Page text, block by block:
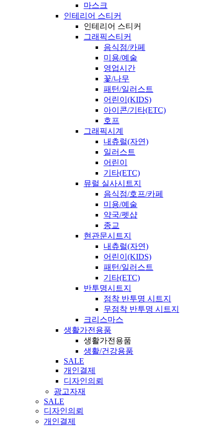
마스크
인테리어 스티커
인테리어 스티커
그래픽스티커
음식점/카페
미용/예술
영업시간
꽃/나무
패턴/일러스트
어린이(KIDS)
아이콘/기타(ETC)
호프
그래픽시계
내츄럴(자연)
일러스트
어린이
기타(ETC)
뮤럴 실사시트지
음식점/호프/카페
미용/예술
약국/펫샵
종교
현관문시트지
내츄럴(자연)
어린이(KIDS)
패턴/일러스트
기타(ETC)
반투명시트지
점착 반투명 시트지
무점착 반투명 시트지
크리스마스
생활가전용품
생활가전용품
생활/건강용품
SALE
개인결제
디자인의뢰
광고자재
SALE
디자인의뢰
개인결제